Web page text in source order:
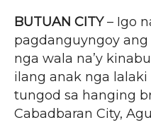
BUTUAN CITY– Igo
pagdanguyngoy
nga wala na’y
ilang anak nga
tungod sa hanging
Cabadbaran City,